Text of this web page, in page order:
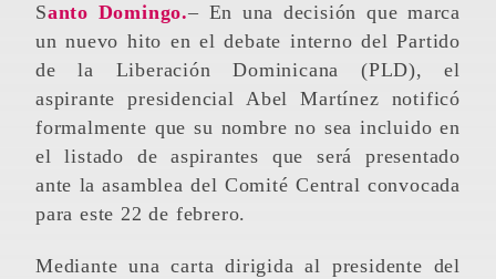
Santo Domingo.– En una decisión que marca
un nuevo hito en el debate interno del Partido
de la Liberación Dominicana (PLD), el
aspirante presidencial Abel Martínez notificó
formalmente que su nombre no sea incluido en
el listado de aspirantes que será presentado
ante la asamblea del Comité Central convocada
para este 22 de febrero.
Mediante una carta dirigida al presidente del